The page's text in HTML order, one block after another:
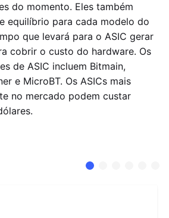
do momento. Eles também
equilíbrio para cada modelo do
que levará para o ASIC gerar
cobrir o custo do hardware. Os
de ASIC incluem Bitmain,
e MicroBT. Os ASICs mais
no mercado podem custar